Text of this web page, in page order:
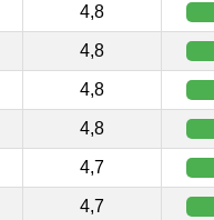
4,8
4,8
4,8
4,8
4,7
4,7